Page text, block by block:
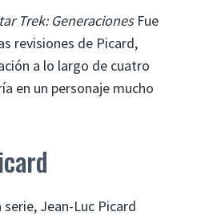
Trek: GeneracionesFue
revisiones de Picard,
a lo largo de cuatro
en un personaje mucho
Jean-Luc Picard